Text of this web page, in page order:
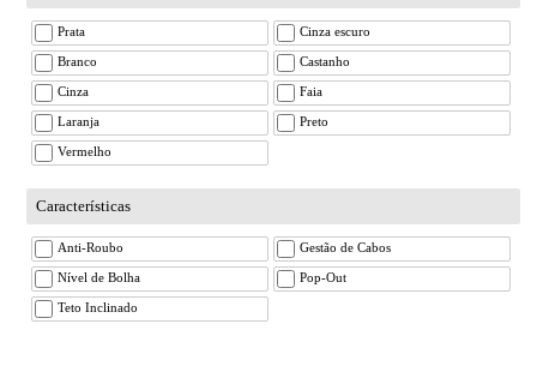
Prata Cinza escuro
Branco Castanho
Cinza Faia
Laranja Preto
Vermelho
Características
Anti-Roubo Gestão de Cabos
Nível de Bolha Pop-Out
Teto Inclinado